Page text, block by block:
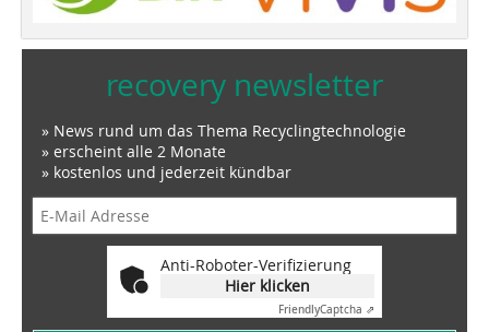
recovery newsletter
» News rund um das Thema Recyclingtechnologie
» erscheint alle 2 Monate
» kostenlos und jederzeit kündbar
Anti-Roboter-Verifizierung
Hier klicken
FriendlyCaptcha ⇗